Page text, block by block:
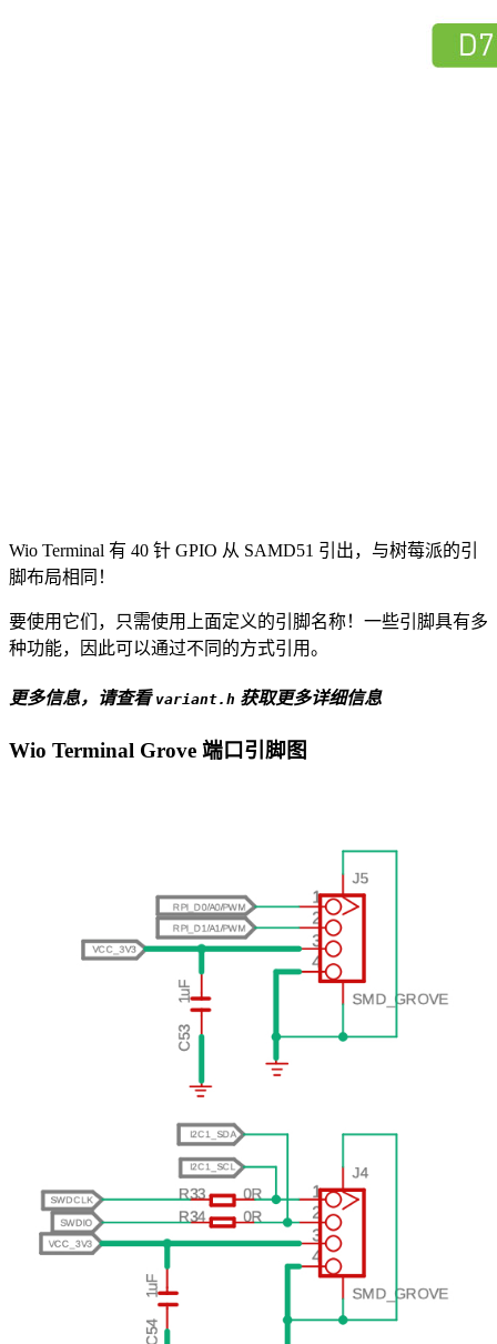
Wio Terminal 有 40 针 GPIO 从 SAMD51 引出，与树莓派的引
脚布局相同！
要使用它们，只需使用上面定义的引脚名称！一些引脚具有多
种功能，因此可以通过不同的方式引用。
更多信息，请查看 variant.h 获取更多详细信息
Wio Terminal Grove 端口引脚图